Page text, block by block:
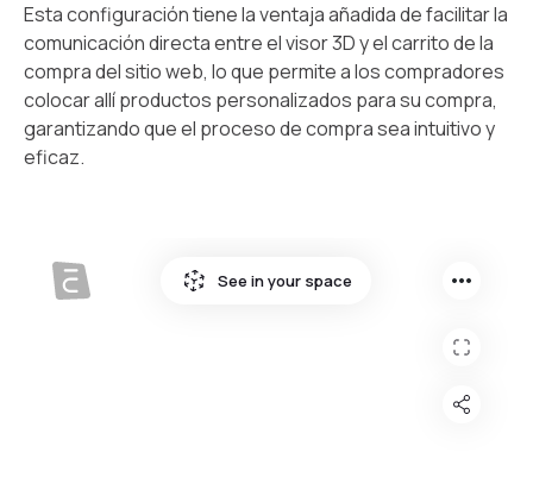
Esta configuración tiene la ventaja añadida de facilitar la
comunicación directa entre el visor 3D y el carrito de la
compra del sitio web, lo que permite a los compradores
colocar allí productos personalizados para su compra,
garantizando que el proceso de compra sea intuitivo y
eficaz.